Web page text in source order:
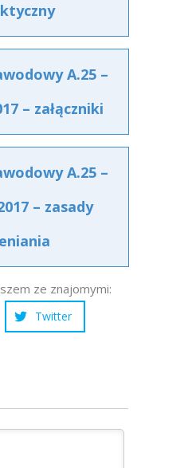
A.25 –
– załączniki
A.25 –
– zasady
ze znajomymi:
Twitter